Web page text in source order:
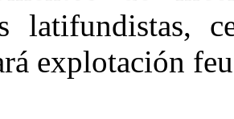
latifundistas,
explotación